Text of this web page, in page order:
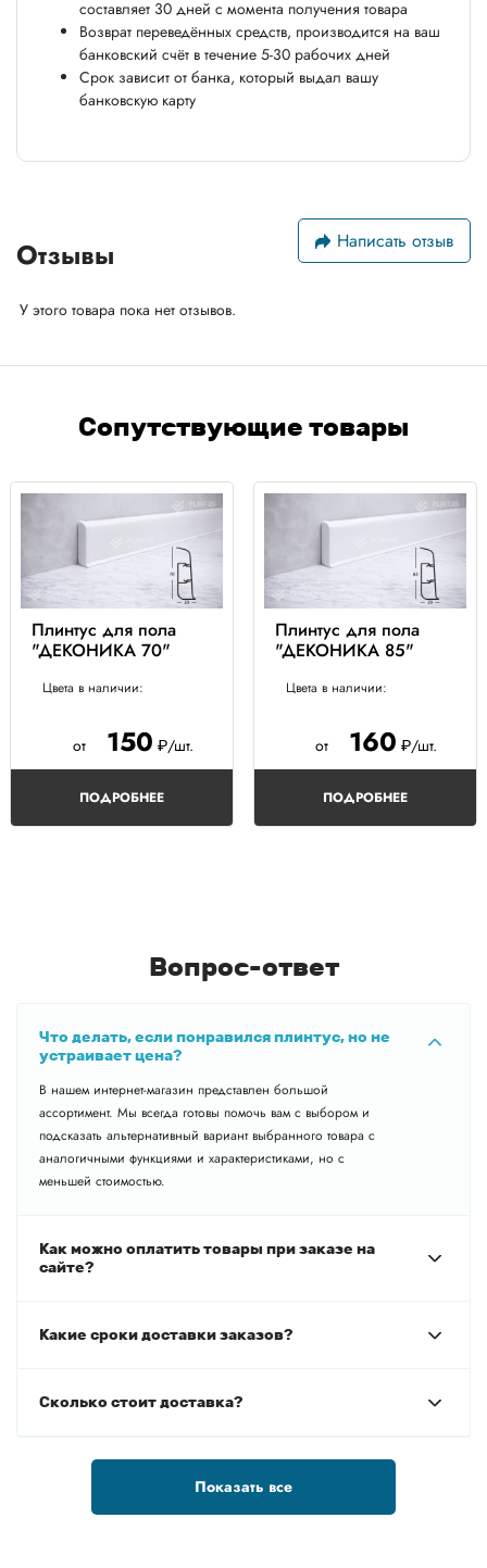
составляет 30 дней с момента получения товара
Возврат переведённых средств, производится на ваш
банковский счёт в течение 5-30 рабочих дней
Срок зависит от банка, который выдал вашу
банковскую карту
Отзывы Написать отзыв
У этого товара пока нет отзывов.
Сопутствующие товары
Плинтус для пола
"ДЕКОНИКА 70"
Цвета в наличии:
от 150 ₽/шт.
ПОДРОБНЕЕ
Плинтус для пола
"ДЕКОНИКА 85"
Цвета в наличии:
от 160 ₽/шт.
ПОДРОБНЕЕ
Вопрос-ответ
Что делать, если понравился плинтус, но не
устраивает цена?
В нашем интернет-магазин представлен большой
ассортимент. Мы всегда готовы помочь вам с выбором и
подсказать альтернативный вариант выбранного товара с
аналогичными функциями и характеристиками, но с
меньшей стоимостью.
Как можно оплатить товары при заказе на
сайте?
Какие сроки доставки заказов?
Сколько стоит доставка?
Показать все